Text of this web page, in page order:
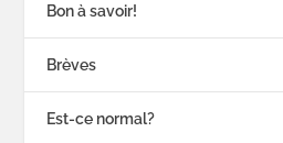
Bon à savoir!
Brèves
Est-ce normal?